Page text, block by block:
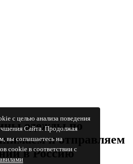
с целью анализа поведения
Сайта. Продолжая
вы соглашаетесь на
cookie в соответствии с
одежды по
и отправляем
в Россию